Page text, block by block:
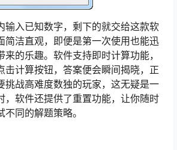
输入已知数字，剩下的就交给这款软
简洁直观，即便是第一次使用也能迅
的乐趣。软件支持即时计算功能，
击计算按钮，答案便会瞬间揭晓，正
挑战高难度数独的玩家，这无疑是一
，软件还提供了重置功能，让你随时
同的解题策略。